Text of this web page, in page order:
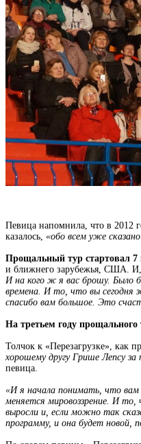
Певица напомнила, что в 2012
казалось, «обо всем уже
Прощальный тур стартовал
и ближнего зарубежья, США. И,
И на кого ж я вас брошу. Было
времена. И то, что вы сегодня
спасибо вам большое. Это
На третьем году
Толчок к «Перезагрузке», как
хорошему другу Грише Лепсу
певица.
«И я начала понимать, что вам
меняется мировоззрение. И
выросли и, если можно так
программу, и она будет